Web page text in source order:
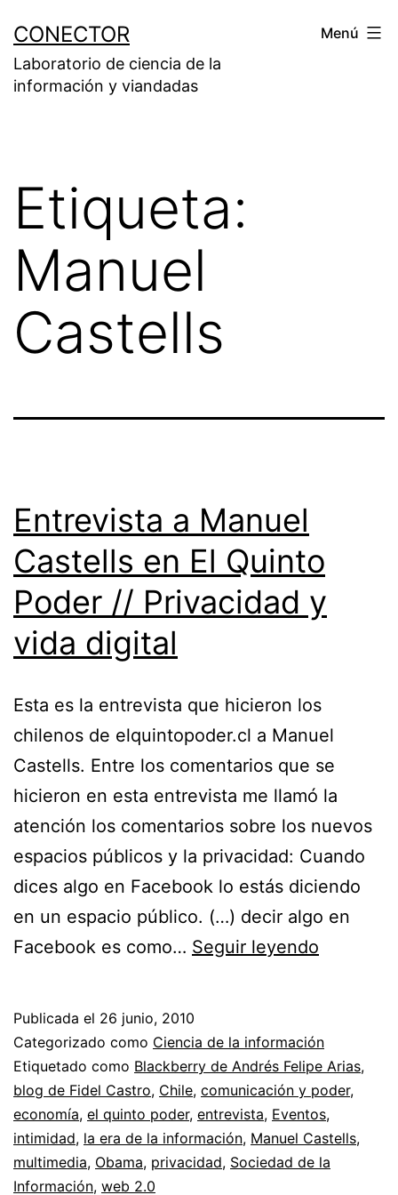
contenido
CONECTOR
Laboratorio de ciencia de la
información y viandadas
Menú
Etiqueta:
Manuel
Castells
Entrevista a Manuel
Castells en El Quinto
Poder // Privacidad y
vida digital
Esta es la entrevista que hicieron los
chilenos de elquintopoder.cl a Manuel
Castells. Entre los comentarios que se
hicieron en esta entrevista me llamó la
atención los comentarios sobre los nuevos
espacios públicos y la privacidad: Cuando
dices algo en Facebook lo estás diciendo
en un espacio público. (…) decir algo en
Facebook es como… Seguir leyendo
Castells
en
El
Quinto
Poder
Publicada el 26 junio, 2010
Categorizado como Ciencia de la información
Etiquetado como Blackberry de Andrés Felipe Arias,
blog de Fidel Castro, Chile, comunicación y poder,
economía, el quinto poder, entrevista, Eventos,
intimidad, la era de la información, Manuel Castells,
multimedia, Obama, privacidad, Sociedad de la
Información, web 2.0